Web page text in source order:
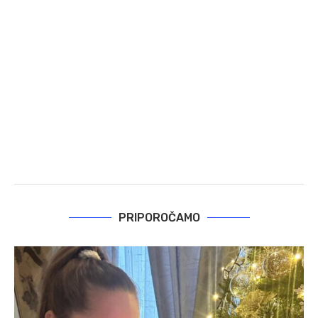
PRIPOROČAMO